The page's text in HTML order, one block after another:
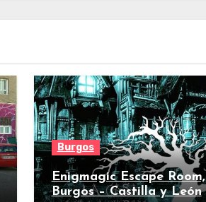
Burgos
Enigmagic Escape Room,
Burgos – Castilla y León